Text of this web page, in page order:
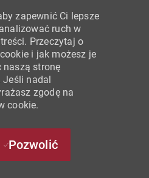
zapewnić Ci lepsze
ruch w
Przeczytaj o
i jak możesz je
naszą stronę
Jeśli nadal
zgodę na
cookie.
Pozwolić